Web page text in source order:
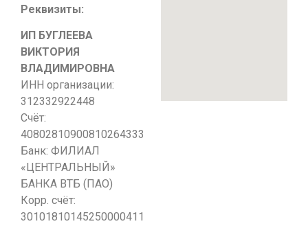
Реквизиты:
ИП БУГЛЕЕВА
ВИКТОРИЯ
ВЛАДИМИРОВНА
ИНН организации:
312332922448
Счёт:
40802810900810264333
Банк: ФИЛИАЛ
«ЦЕНТРАЛЬНЫЙ»
БАНКА ВТБ (ПАО)
Корр. счёт:
30101810145250000411